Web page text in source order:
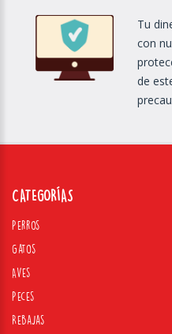
Tu
con
de
CATEGORÍAS
Perros
Gatos
Aves
Peces
Rebajas